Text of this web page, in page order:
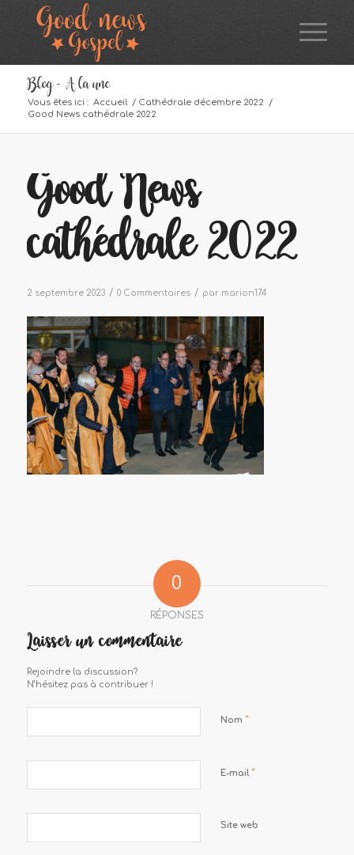
Blog - A la une
Vous êtes ici : Accueil / Cathédrale décembre 2022
/
Good News cathédrale 2022
Good News
cathédrale 2022
2 septembre 2023 / 0 Commentaires / par marion174
0
RÉPONSES
Laisser un commentaire
Rejoindre la discussion?
N’hésitez pas à contribuer !
Nom *
E-mail *
Site web